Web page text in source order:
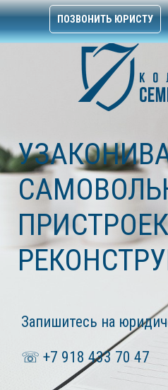
ПОЗВОНИТЬ ЮРИСТУ
Запишитесь на
☏ +7 918 433 70 47